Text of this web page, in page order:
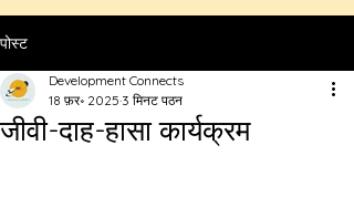
पोस्ट
जीवी-दाह-हासा कार्यक्रम
Development Connects
18 फ़र॰ 2025 3 मिनट पठन